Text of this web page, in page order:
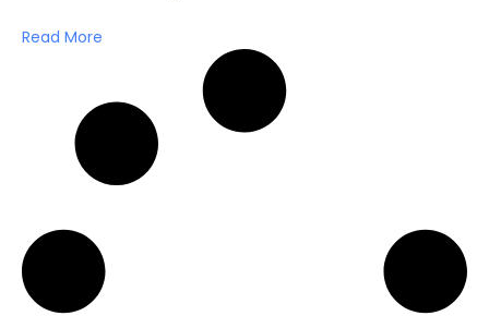
Read More